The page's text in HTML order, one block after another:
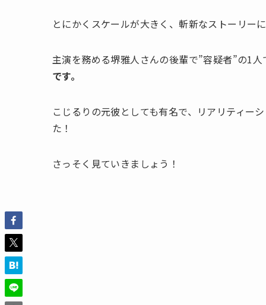
とにかくスケールが大きく、斬新なストーリー
主演を務める堺雅人さんの後輩で”容疑者”の1
です。
こじるりの元彼としても有名で、リアリティー
た！
さっそく見ていきましょう！